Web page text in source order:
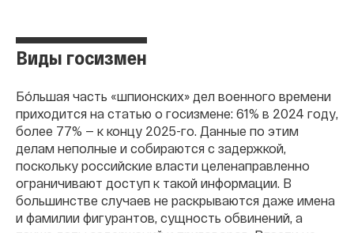
Виды госизмен
Бóльшая часть «шпионских» дел военного времени
приходится на статью о госизмене: 61% в 2024 году,
более 77% — к концу 2025-го. Данные по этим
делам неполные и собираются с задержкой,
поскольку российские власти целенаправленно
ограничивают доступ к такой информации. В
большинстве случаев не раскрываются даже имена
и фамилии фигурантов, сущность обвинений, а